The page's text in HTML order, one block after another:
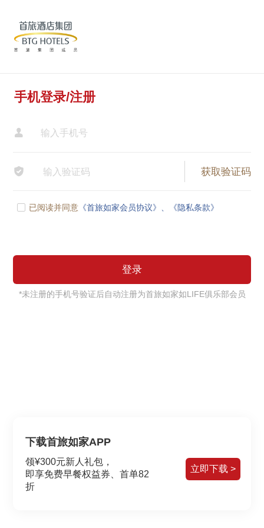
手机登录/注册


已阅读并同意 《首旅如家会员协议》、 《隐私条款》
*未注册的手机号验证后自动注册为首旅如家如LIFE俱乐部会员
下载首旅如家APP
领¥300元新人礼包，
即享免费早餐权益券、首单82
折
立即下载 >